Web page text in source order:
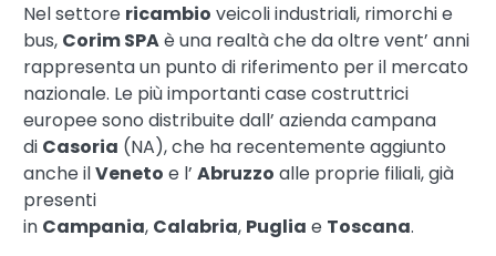
Nel settore ricambio veicoli industriali, rimorchi e
bus, Corim SPAè una realtà che da oltre vent’ anni
rappresenta un punto di riferimento per il mercato
nazionale. Le più importanti case costruttrici
europee sono distribuite dall’ azienda campana
di Casoria (NA), che ha recentemente aggiunto
anche ilVeneto e l’ Abruzzo alle proprie filiali, già
presenti
in Campania, Calabria, Puglia e Toscana.